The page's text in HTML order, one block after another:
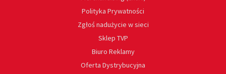
Polityka Prywatności
Zgłoś nadużycie w sieci
Sklep TVP
Biuro Reklamy
Oferta Dystrybucyjna